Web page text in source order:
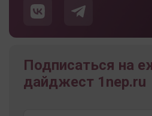
Подписаться на
дайджест 1nep.ru